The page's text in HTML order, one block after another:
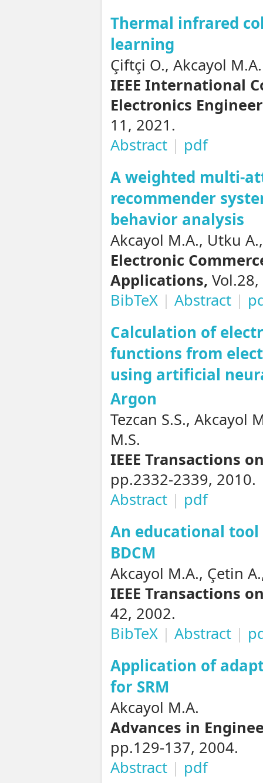
Thermal infrared
learning
Çiftçi O., Akcayol M.A.
IEEE International
Electronics
11, 2021.
Abstract | pdf
A weighted multi-
recommender
behavior analysis
Akcayol M.A., Utku
Electronic
Applications,
BibTeX | Abstract |
Calculation of
functions from
using artificial
Argon
Tezcan S.S., Akcayol
M.S.
IEEE Transactions
pp.2332-2339, 2010.
Abstract | pdf
An educational
BDCM
Akcayol M.A., Çetin
IEEE Transactions
42, 2002.
BibTeX | Abstract |
Application of
for SRM
Akcayol M.A.
Advances in
pp.129-137, 2004.
Abstract | pdf